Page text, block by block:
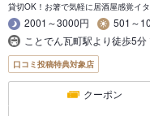
貸切OK！お箸で気軽に居酒屋感覚イ
2001～3000円
501～
ことでん瓦町駅より徒歩5分
口コミ投稿特典対象店
クーポン